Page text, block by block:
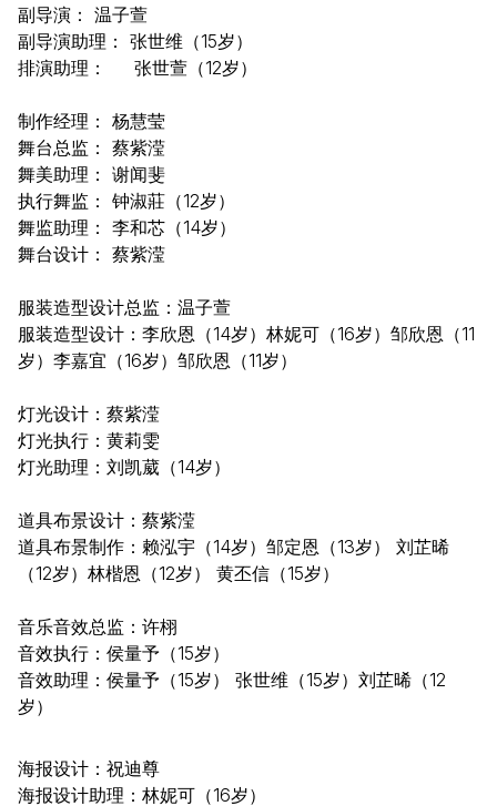
副导演： 温子萱
副导演助理： 张世维（15岁）
排演助理： 张世萱（12岁）
制作经理： 杨慧莹
舞台总监： 蔡紫滢
舞美助理： 谢闻斐
执行舞监： 钟淑莊（12岁）
舞监助理： 李和芯（14岁）
舞台设计： 蔡紫滢
服装造型设计总监：温子萱
服装造型设计：李欣恩（14岁）林妮可（16岁）邹欣恩（11
岁）李嘉宜（16岁）邹欣恩（11岁）
灯光设计：蔡紫滢
灯光执行：黄莉雯
灯光助理：刘凯葳（14岁）
道具布景设计：蔡紫滢
道具布景制作：赖泓宇（14岁）邹定恩（13岁） 刘芷晞
（12岁）林楷恩（12岁） 黄丕信（15岁）
音乐音效总监：许栩
音效执行：侯量予（15岁）
音效助理：侯量予（15岁） 张世维（15岁）刘芷晞（12
岁）
海报设计：祝迪尊
海报设计助理：林妮可（16岁）